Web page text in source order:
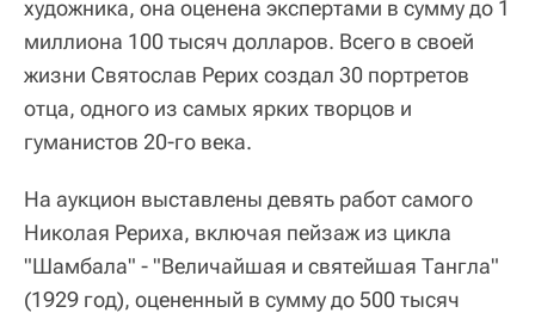
художника, она оценена экспертами в сумму до 1
миллиона 100 тысяч долларов. Всего в своей
жизни Святослав Рерих создал 30 портретов
отца, одного из самых ярких творцов и
гуманистов 20-го века.
На аукцион выставлены девять работ самого
Николая Рериха, включая пейзаж из цикла
"Шамбала" - "Величайшая и святейшая Тангла"
(1929 год), оцененный в сумму до 500 тысяч